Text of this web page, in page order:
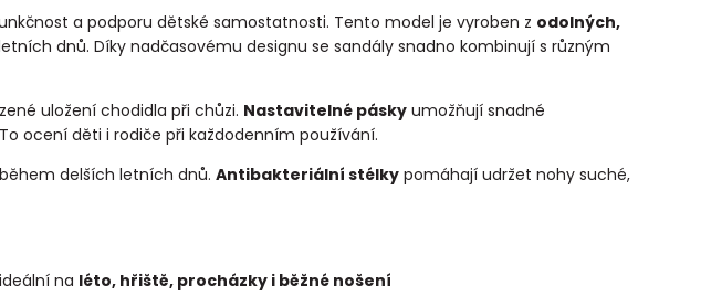
a podporu dětské samostatnosti. Tento model je vyroben z odolných,
dnů. Díky nadčasovému designu se sandály snadno kombinují s různým
uložení chodidla při chůzi. Nastavitelné pásky umožňují snadné
ocení děti i rodiče při každodenním používání.
delších letních dnů. Antibakteriální stélky pomáhají udržet nohy suché,
ideální na léto, hřiště, procházky i běžné nošení